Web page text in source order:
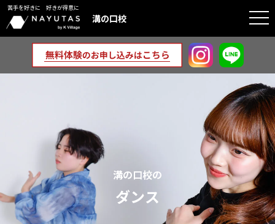
苦手を好きに 好きが得意に
溝の口校
溝の口校の
ダンス